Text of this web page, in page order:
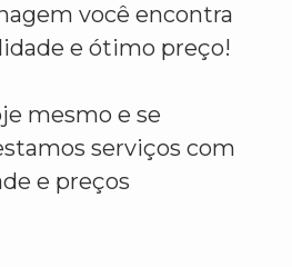
você encontra
e ótimo preço!
mesmo e se
serviços com
e preços